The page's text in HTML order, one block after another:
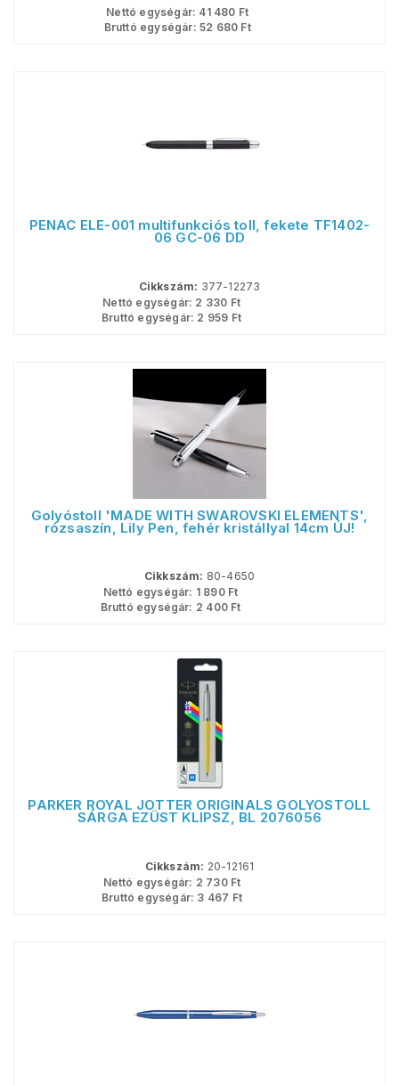
Nettó egységár: 41 480 Ft
Bruttó egységár: 52 680 Ft
PENAC ELE-001 multifunkciós toll, fekete TF1402-
06 GC-06 DD
Cikkszám: 377-12273
Nettó egységár: 2 330 Ft
Bruttó egységár: 2 959 Ft
Golyóstoll 'MADE WITH SWAROVSKI ELEMENTS',
rózsaszín, Lily Pen, fehér kristállyal 14cm ÚJ!
Cikkszám: 80-4650
Nettó egységár: 1 890Ft
Bruttó egységár: 2 400Ft
PARKER ROYAL JOTTER ORIGINALS GOLYÓSTOLL
SÁRGA EZÜST KLIPSZ, BL 2076056
Cikkszám: 20-12161
Nettó egységár: 2 730Ft
Bruttó egységár: 3 467 Ft